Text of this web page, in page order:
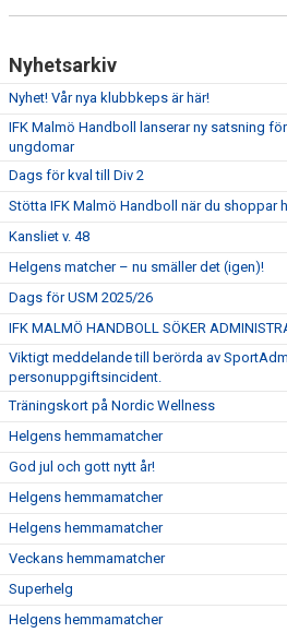
TRÄNINGSKLÄDER
OM OSS
KÖPA TRÄNINGSKORT NORDIC WELLNESS
Nyhetsarkiv
Nyhet! Vår nya klubbkeps är här!
IFK Malmö Handboll lanserar ny satsning
ungdomar
Dags för kval till Div 2
Stötta IFK Malmö Handboll när du shoppar
Kansliet v. 48
Helgens matcher – nu smäller det (igen)!
Dags för USM 2025/26
IFK MALMÖ HANDBOLL SÖKER
Viktigt meddelande till berörda av
personuppgiftsincident.
Träningskort på Nordic Wellness
Helgens hemmamatcher
God jul och gott nytt år!
Helgens hemmamatcher
Helgens hemmamatcher
Veckans hemmamatcher
Superhelg
Helgens hemmamatcher